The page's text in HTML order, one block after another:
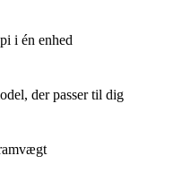
i én enhed
der passer til dig